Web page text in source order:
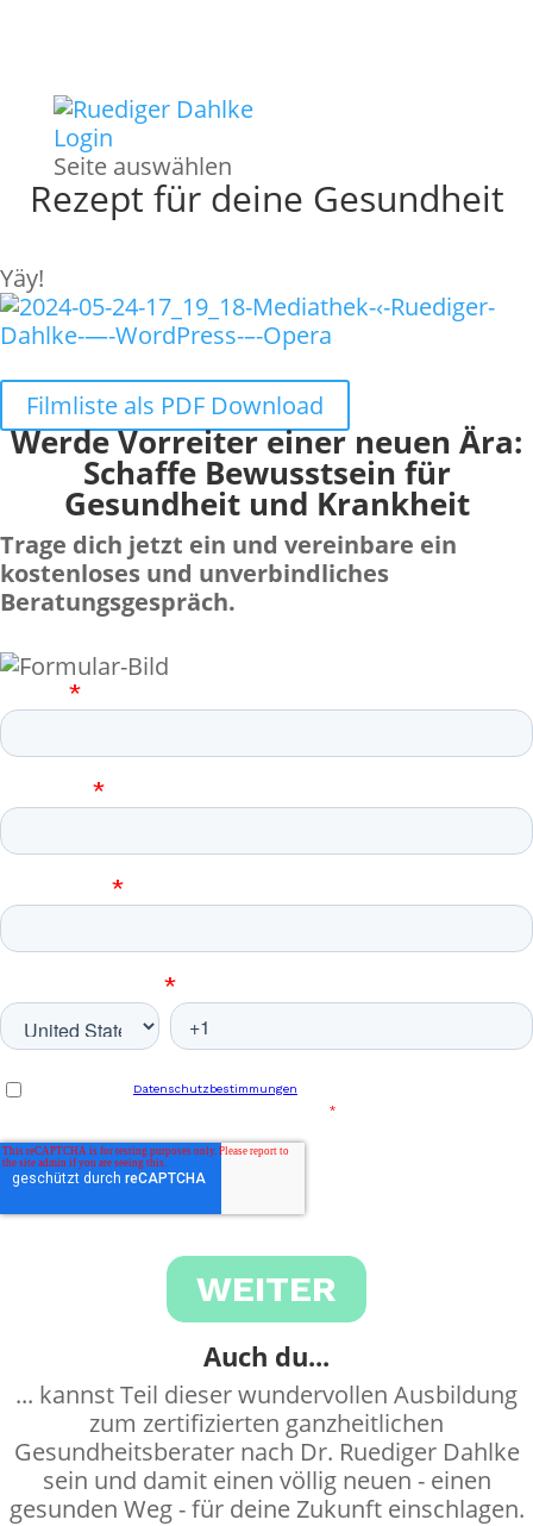
Login
Seite auswählen
Rezept für deine Gesundheit
Yäy!
Filmliste als PDF Download
Werde Vorreiter einer neuen Ära:
Schaffe Bewusstsein für
Gesundheit und Krankheit
Trage dich jetzt ein und vereinbare ein
kostenloses und unverbindliches
Beratungsgespräch.
Auch du...
... kannst Teil dieser wundervollen Ausbildung
zum zertifizierten ganzheitlichen
Gesundheitsberater nach Dr. Ruediger Dahlke
sein und damit einen völlig neuen - einen
gesunden Weg - für deine Zukunft einschlagen.